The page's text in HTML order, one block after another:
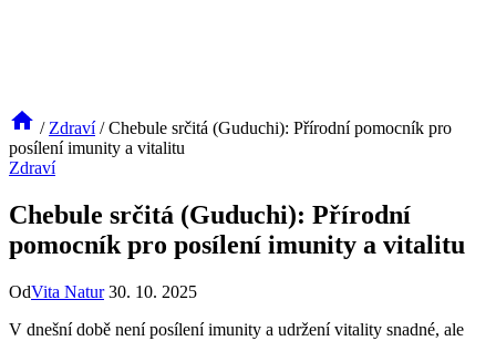
/ Zdraví / Chebule srčitá (Guduchi): Přírodní pomocník pro
posílení imunity a vitalitu
Zdraví
Chebule srčitá (Guduchi): Přírodní
pomocník pro posílení imunity a vitalitu
OdVita Natur 30. 10. 2025
V dnešní době není posílení imunity a udržení vitality snadné, ale